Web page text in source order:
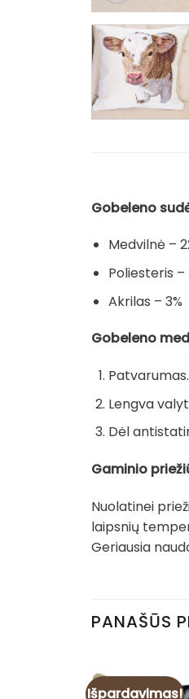
Gobeleno
Medvilnė –
Poliesteris –
Akrilas – 3%
Gobeleno
Lengva
Dėl
Gaminio
Nuolatinei
laipsnių
Geriausia
PANAŠŪS
Išpardavimas!